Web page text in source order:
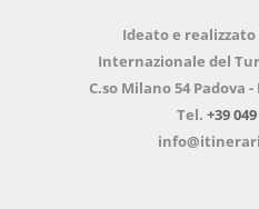
Ideato e realizzato
Internazionale del
C.so Milano 54 Padova -
Tel. +39